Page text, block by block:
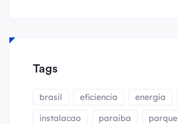
Tags
brasil eficiencia energia
instalacao
paraiba
parque